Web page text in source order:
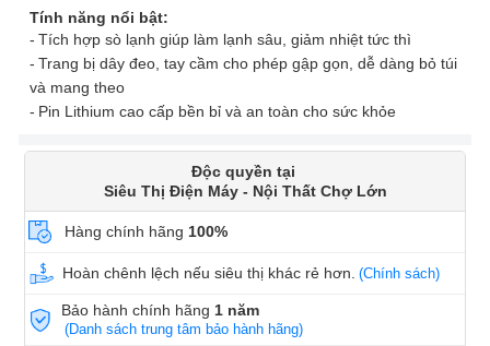
Tính năng nổi bật:
Tích hợp sò lạnh giúp làm lạnh sâu, giảm nhiệt tức thì
Trang bị dây đeo, tay cầm cho phép gập gọn, dễ dàng bỏ túi
và mang theo
Pin Lithium cao cấp bền bỉ và an toàn cho sức khỏe
Độc quyền tại
Siêu Thị Điện Máy - Nội Thất Chợ Lớn
Hàng chính hãng 100%
Hoàn chênh lệch nếu siêu thị khác rẻ hơn. (Chính sách)
Bảo hành chính hãng 1 năm
(Danh sách trung tâm bảo hành hãng)